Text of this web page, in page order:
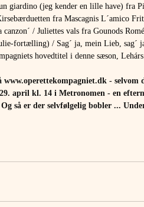
giardino (jeg kender en lille have) fra
fra Mascagnis L´amico
canzon´ / Juliettes vals fra Gounods
fortælling) / Sag´ ja, mein Lieb, sag´
hovedtitel i denne sæson,
www.operettekompagniet.dk - selvom
april kl. 14 i Metronomen - en
så er der selvfølgelig bobler ...